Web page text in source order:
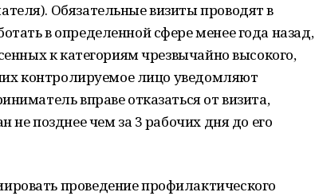
Обязательные визиты проводят в
в определенной сфере менее года назад,
к категориям чрезвычайно высокого,
контролируемое лицо уведомляют
вправе отказаться от визита,
не позднее чем за 3 рабочих дня до его
проведение профилактического